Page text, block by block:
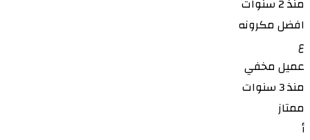
منذ 2 سنوات
افضل مكرونه
ع
عميل مخفي
منذ 3 سنوات
ممتاز
أ